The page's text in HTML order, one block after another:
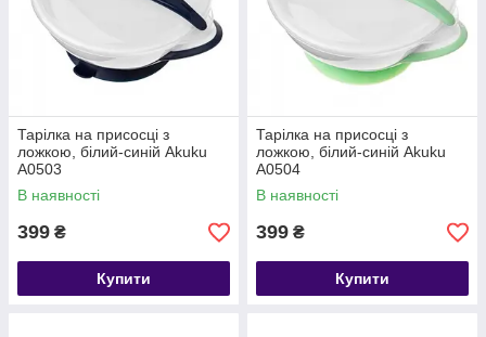
Тарілка на присосці з
ложкою, білий-синій Akuku
A0503
В наявності
399 ₴
Купити
Тарілка на присосці з
ложкою, білий-синій Akuku
A0504
В наявності
399 ₴
Купити